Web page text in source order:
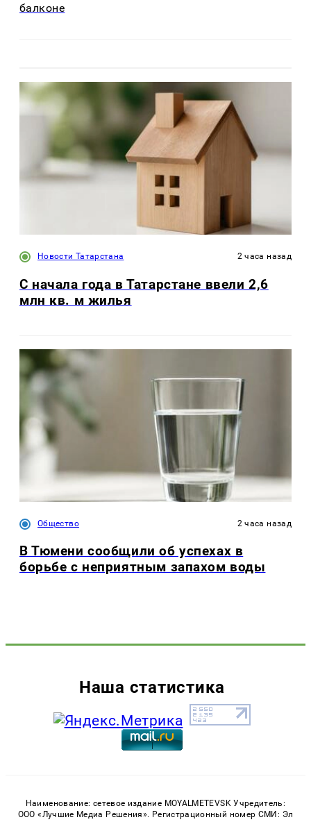
балконе
Новости Татарстана 2 часа назад
С начала года в Татарстане ввели 2,6
млн кв. м жилья
Общество 2 часа назад
В Тюмени сообщили об успехах в
борьбе с неприятным запахом воды
Наша статистика
Наименование: сетевое издание MOYALMETEVSK Учредитель:
ООО «Лучшие Медиа Решения». Регистрационный номер СМИ: Эл